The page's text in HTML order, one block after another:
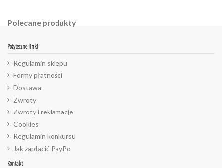
Polecane produkty
Pożyteczne linki
Regulamin sklepu
Formy płatności
Dostawa
Zwroty
Zwroty i reklamacje
Cookies
Regulamin konkursu
Jak zapłacić PayPo
Kontakt